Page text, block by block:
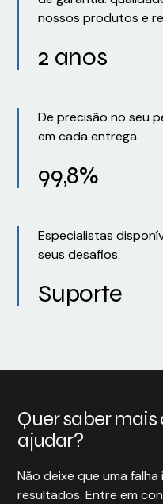
nossos produtos e
2 anos
De precisão no seu
em cada entrega.
99,8%
Especialistas
seus desafios.
Suporte
Quer saber
ajudar?
Não deixe que uma
resultados. Entre em